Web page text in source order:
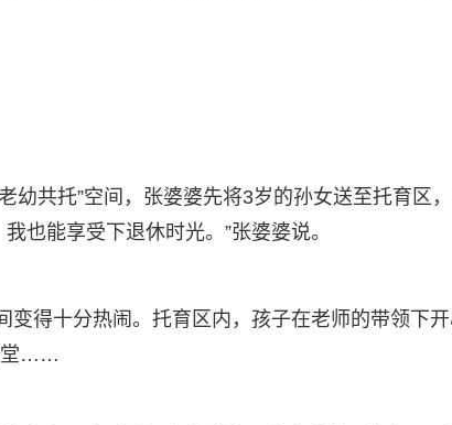
幼共托”空间，张婆婆先将3岁的孙女送至托育区
也能享受下退休时光。”张婆婆说。
变得十分热闹。托育区内，孩子在老师的带领下
堂……